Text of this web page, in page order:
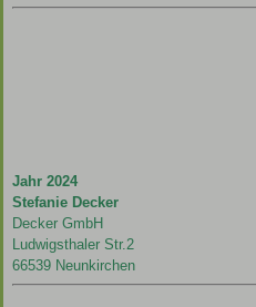
Jahr 2024
Stefanie Decker
Decker GmbH
Ludwigsthaler Str.2
66539 Neunkirchen